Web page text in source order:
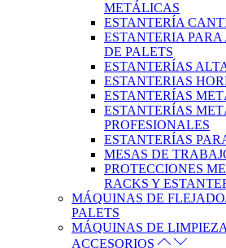
METÁLICAS
ESTANTERÍA
ESTANTERIA
DE PALETS
ESTANTERÍAS
ESTANTERIAS
ESTANTERÍAS
ESTANTERÍAS
PROFESIONALES
ESTANTERÍAS
MESAS DE
PROTECCIONES
RACKS Y
MÁQUINAS DE
PALETS
MÁQUINAS DE
ACCESORIOS